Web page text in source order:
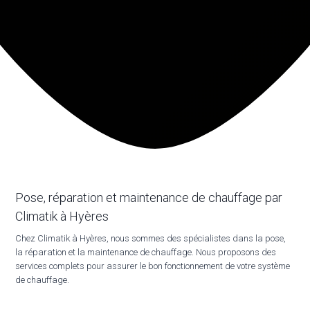
Pose, réparation et maintenance de chauffage par
Climatik à Hyères
Chez Climatik à Hyères, nous sommes des spécialistes dans la pose,
la réparation et la maintenance de chauffage. Nous proposons des
services complets pour assurer le bon fonctionnement de votre système
de chauffage.